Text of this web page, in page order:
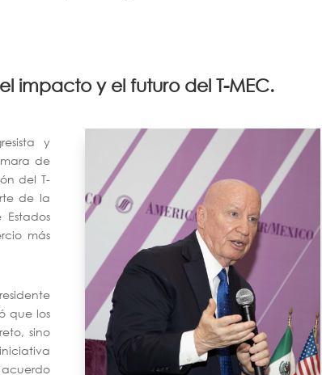
impacto y el futuro del T-MEC.
y
de
del T-
de la
más
que los
sino